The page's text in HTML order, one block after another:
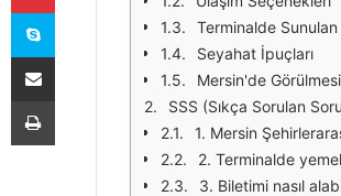
Terminalde
Seyahat İpuçları
Mersin'de
SSS (Sıkça Sorulan
1. Mersin
2. Terminalde
3. Biletimi nasıl
Skype
E-Posta ile paylaş